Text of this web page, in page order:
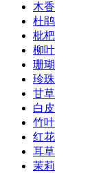
木香
杜鹃
枇杷
柳叶
珊瑚
珍珠
甘草
白皮
竹叶
红花
耳草
茉莉